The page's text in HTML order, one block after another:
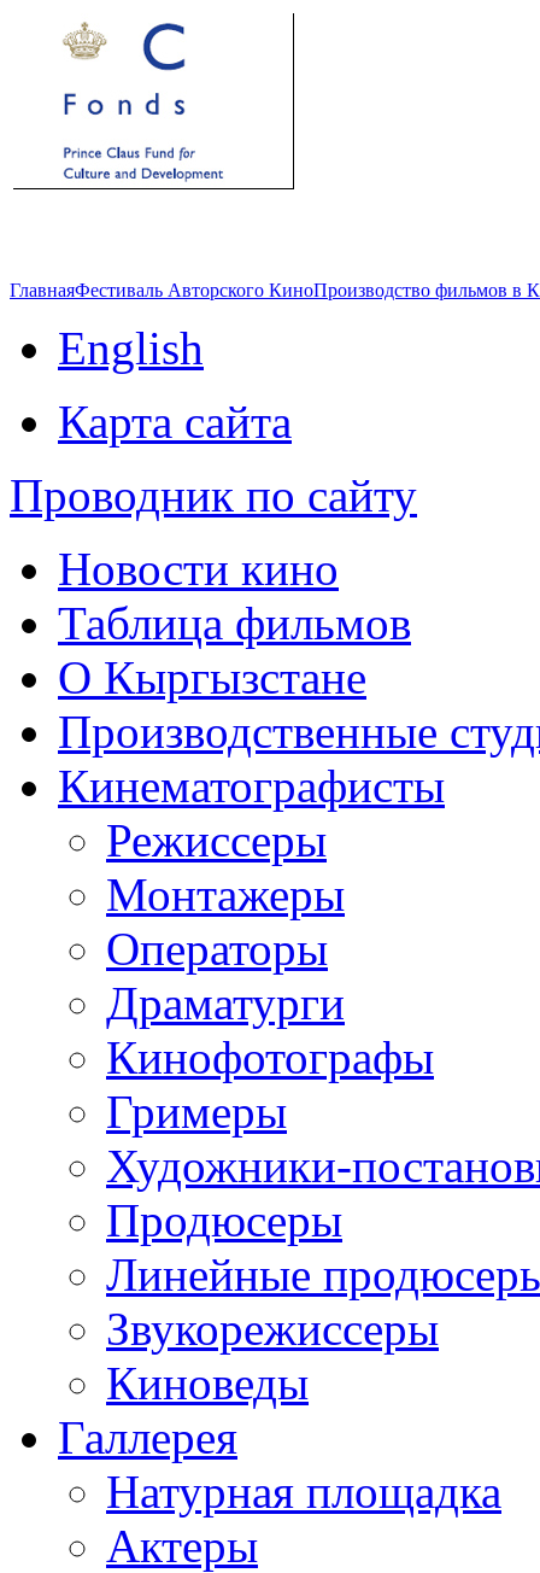
ГлавнаяФестиваль Авторского КиноПроизводство фильмов в
English
Карта сайта
Проводник по сайту
Новости кино
Таблица фильмов
О Кыргызстане
Производственные
Кинематографисты
Режиссеры
Монтажеры
Операторы
Драматурги
Кинофотографы
Гримеры
Художники-
Продюсеры
Линейные
Звукорежиссеры
Киноведы
Галлерея
Натурная площадка
Актеры